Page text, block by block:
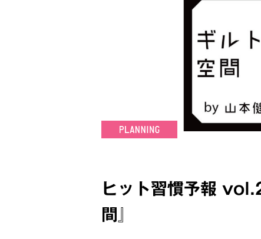
ヒット習慣予報
間』